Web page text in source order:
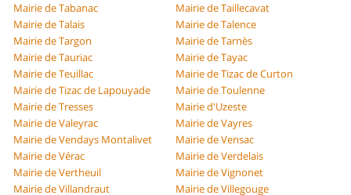
Mairie de Tabanac
Mairie de Taillecavat
Mairie de Talais
Mairie de Talence
Mairie de Targon
Mairie de Tarnès
Mairie de Tauriac
Mairie de Tayac
Mairie de Teuillac
Mairie de Tizac de Curton
Mairie de Tizac de Lapouyade
Mairie de Toulenne
Mairie de Tresses
Mairie d'Uzeste
Mairie de Valeyrac
Mairie de Vayres
Mairie de Vendays Montalivet
Mairie de Vensac
Mairie de Vérac
Mairie de Verdelais
Mairie de Vertheuil
Mairie de Vignonet
Mairie de Villandraut
Mairie de Villegouge